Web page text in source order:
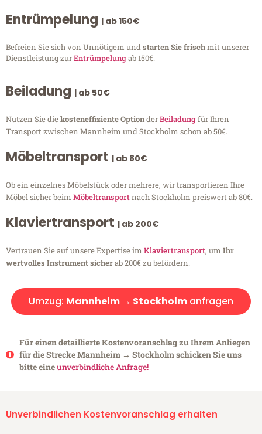
Entrümpelung | ab 150€
Befreien Sie sich von Unnötigem undstarten Sie frischmit unserer
Dienstleistung zurEntrümpelungab 150€.
Beiladung | ab 50€
Nutzen Sie diekosteneffiziente OptionderBeiladungfür Ihren
Transport zwischen Mannheim und Stockholm schon ab 50€.
Möbeltransport | ab 80€
Ob ein einzelnes Möbelstück oder mehrere, wir transportieren Ihre
Möbel sicher beim Möbeltransportnach Stockholm preiswert ab 80€.
Klaviertransport | ab 200€
Vertrauen Sie auf unsere Expertise im Klaviertransport, um Ihr
wertvolles Instrument sicherab 200€ zu befördern.
Umzug: Mannheim → Stockholm anfragen
Für einen detaillierte Kostenvoranschlag zu Ihrem Anliegen
für die Strecke Mannheim → Stockholm schicken Sie uns
bitte eineunverbindliche Anfrage!
Unverbindlichen Kostenvoranschlag erhalten